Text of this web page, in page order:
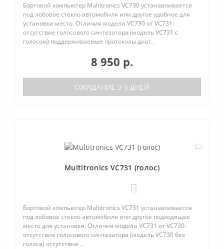
Бортовой компьютер Multitronics VC730 устанавливается
под лобовое стекло автомобиля или другое удобное для
установки место. Отличия модели VC730 от VC731:
отсутствие голосового синтезатора (модель VC731 с
голосом) поддерживаемые протоколы диаг..
8 950 р.
ОЖИДАНИЕ 3-5 ДНЕЙ
Multitronics VC731 (голос)
Бортовой компьютер Multitronics VC731 устанавливается
под лобовое стекло автомобиля или другое подходящее
место для установки. Отличия модели VC731 от VC730:
отсутствие голосового синтезатора (модель VC730 без
голоса) отсутствие ..